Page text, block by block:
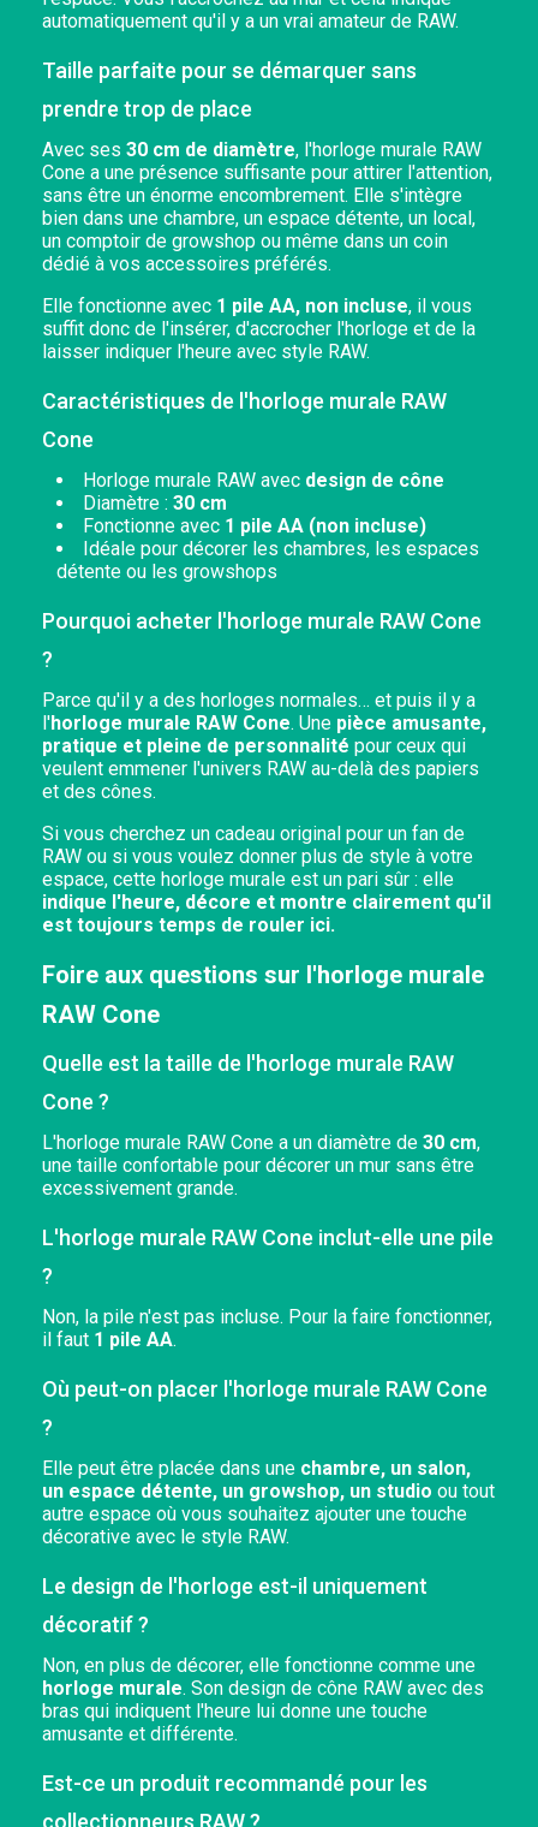
automatiquement qu'il y a un vrai amateur de RAW.
Taille parfaite pour se démarquer sans
prendre trop de place
Avec ses 30 cm de diamètre, l'horloge murale RAW
Cone a une présence suffisante pour attirer l'attention,
sans être un énorme encombrement. Elle s'intègre
bien dans une chambre, un espace détente, un local,
un comptoir de growshop ou même dans un coin
dédié à vos accessoires préférés.
Elle fonctionne avec 1 pile AA, non incluse, il vous
suffit donc de l'insérer, d'accrocher l'horloge et de la
laisser indiquer l'heure avec style RAW.
Caractéristiques de l'horloge murale RAW
Cone
Horloge murale RAW avec design de cône
Diamètre : 30 cm
Fonctionne avec 1 pile AA (non incluse)
Idéale pour décorer les chambres, les espaces
détente ou les growshops
Pourquoi acheter l'horloge murale RAW Cone
?
Parce qu'il y a des horloges normales… et puis il y a
l'horloge murale RAW Cone. Une pièce amusante,
pratique et pleine de personnalité pour ceux qui
veulent emmener l'univers RAW au-delà des papiers
et des cônes.
Si vous cherchez un cadeau original pour un fan de
RAW ou si vous voulez donner plus de style à votre
espace, cette horloge murale est un pari sûr : elle
indique l'heure, décore et montre clairement qu'il
est toujours temps de rouler ici.
Foire aux questions sur l'horloge murale
RAW Cone
Quelle est la taille de l'horloge murale RAW
Cone ?
L'horloge murale RAW Cone a un diamètre de 30 cm,
une taille confortable pour décorer un mur sans être
excessivement grande.
L'horloge murale RAW Cone inclut-elle une pile
?
Non, la pile n'est pas incluse. Pour la faire fonctionner,
il faut 1 pile AA.
Où peut-on placer l'horloge murale RAW Cone
?
Elle peut être placée dans une chambre, un salon,
un espace détente, un growshop, un studio ou tout
autre espace où vous souhaitez ajouter une touche
décorative avec le style RAW.
Le design de l'horloge est-il uniquement
décoratif ?
Non, en plus de décorer, elle fonctionne comme une
horloge murale. Son design de cône RAW avec des
bras qui indiquent l'heure lui donne une touche
amusante et différente.
Est-ce un produit recommandé pour les
collectionneurs RAW ?